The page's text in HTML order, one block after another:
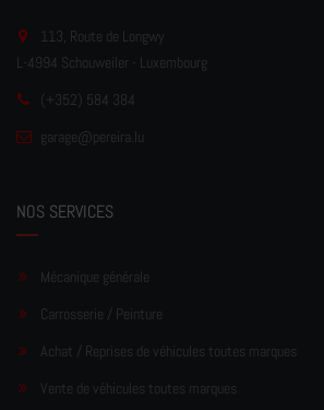
113, Route de Longwy
L-4994 Schouweiler - Luxembourg
(+352) 584 384
garage@pereira.lu
NOS SERVICES
Mécanique générale
Carrosserie / Peinture
Achat / Reprises de véhicules toutes marques
Vente de véhicules toutes marques